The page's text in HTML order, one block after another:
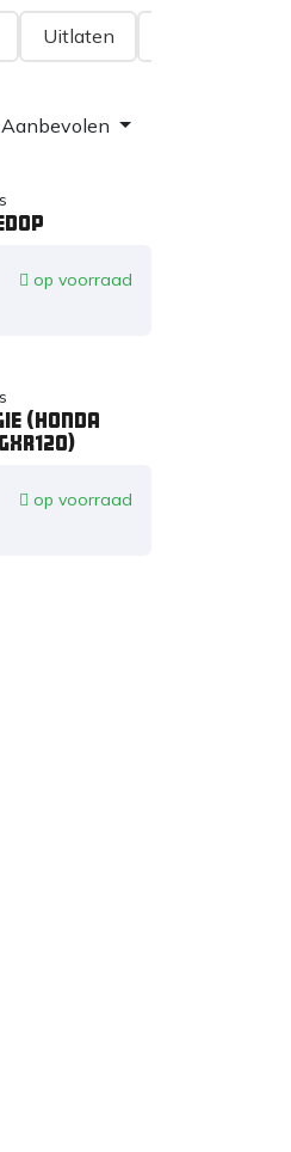
Uitlaten
Aanbevolen
op voorraad
(honda
op voorraad